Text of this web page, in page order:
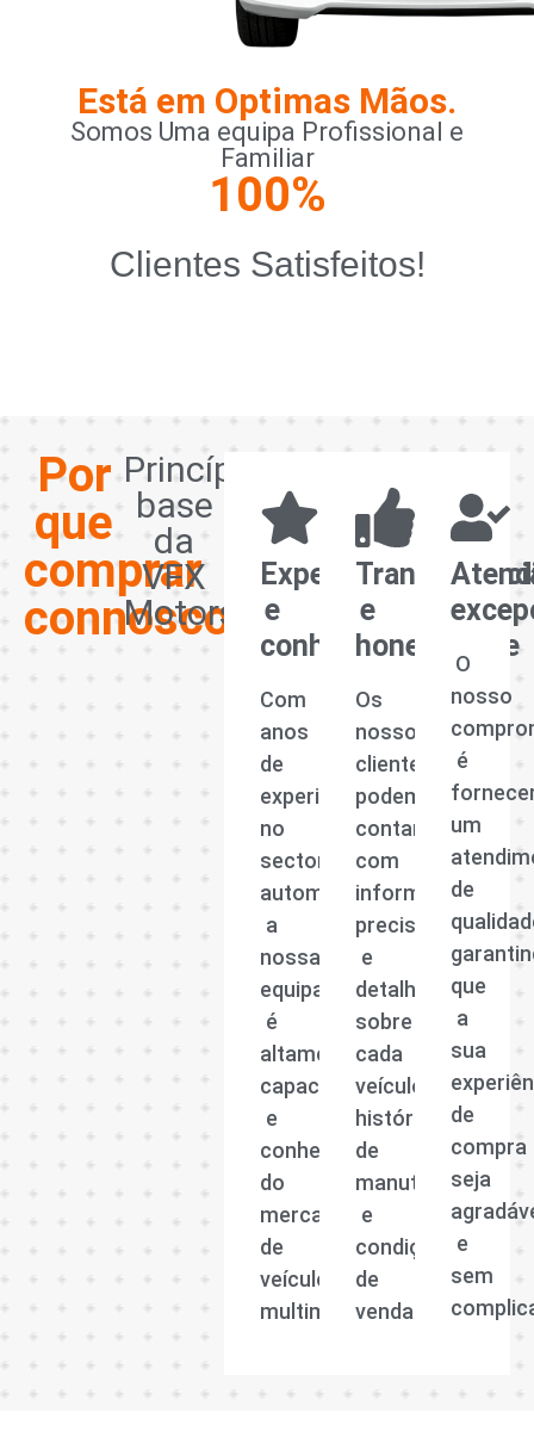
Está em Optimas Mãos.
Somos Uma equipa Profissional e
Familiar
Clientes Satisfeitos!
100%
Por
que
comprar
connosco?
Princípios
base
da
VFX
Motors
Experiência
e
conhecimento
Com
anos
de
experiência
no
sector
automóvel,
a
nossa
equipa
é
altamente
capacitada
e
conhecedora
do
mercado
de
veículos
multimarcas.
e
honestidade
Os
nossos
clientes
podem
contar
com
informações
precisas
e
detalhadas
sobre
cada
veículo,
histórico
de
manutenção
e
condições
de
venda.
O
nosso
é
um
de
que
a
sua
de
compra
seja
e
sem